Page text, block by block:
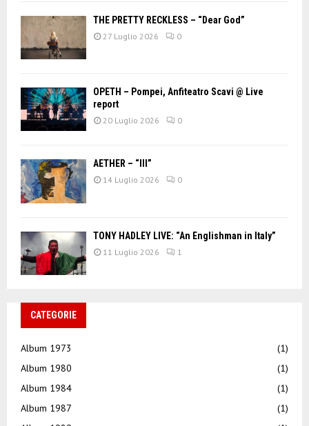
THE PRETTY RECKLESS – “Dear God”
27 Luglio 2026 0
OPETH – Pompei, Anfiteatro Scavi @ Live
report
20 Luglio 2026 0
AETHER – “III”
14 Luglio 2026 0
TONY HADLEY LIVE: “An Englishman in Italy”
11 Luglio 2026 1
CATEGORIE
Album 1973
(1)
Album 1980
(1)
Album 1984
(1)
Album 1987
(1)